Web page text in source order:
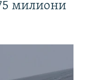
милиони